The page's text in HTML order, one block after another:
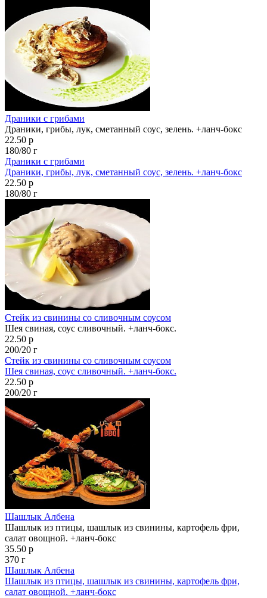
Драники с грибами
Драники, грибы, лук, сметанный соус, зелень. +ланч-бокс
22.50 р
180/80 г
Драники с грибами
Драники, грибы, лук, сметанный соус, зелень. +ланч-бокс
22.50 р
180/80 г
Стейк из свинины со сливочным соусом
Шея свиная, соус сливочный. +ланч-бокс.
22.50 р
200/20 г
Стейк из свинины со сливочным соусом
Шея свиная, соус сливочный. +ланч-бокс.
22.50 р
200/20 г
Шашлык Албена
Шашлык из птицы, шашлык из свинины, картофель фри,
салат овощной. +ланч-бокс
35.50 р
370 г
Шашлык Албена
Шашлык из птицы, шашлык из свинины, картофель фри,
салат овощной. +ланч-бокс